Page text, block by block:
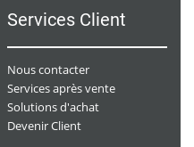
Services Client
Nous contacter
Services après vente
Solutions d'achat
Devenir Client